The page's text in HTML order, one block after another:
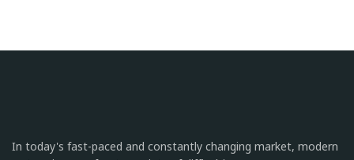
In today's fast-paced and constantly changing market, modern